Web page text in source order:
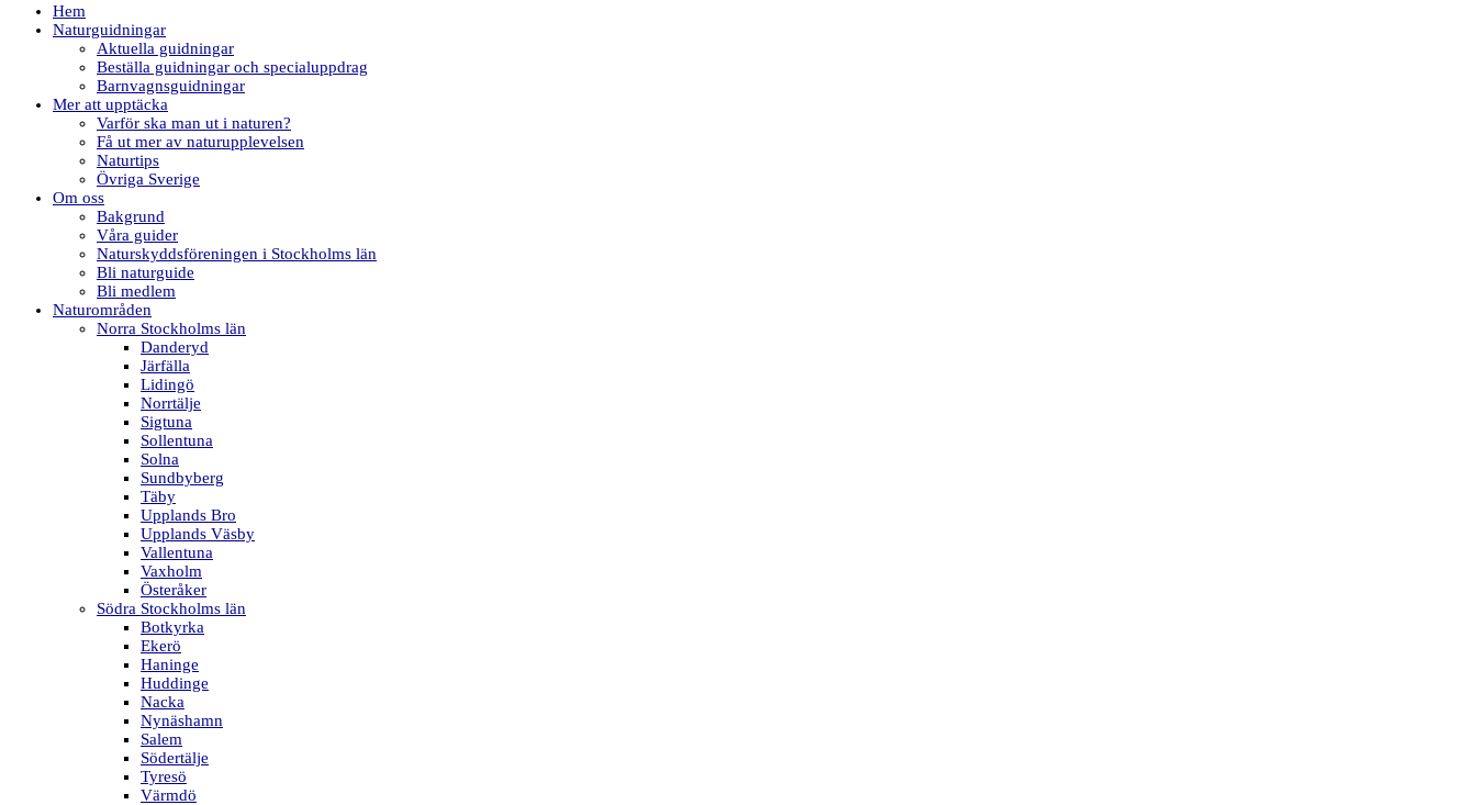
Hem
Naturguidningar
Aktuella guidningar
Beställa guidningar och specialuppdrag
Barnvagnsguidningar
Mer att upptäcka
Varför ska man ut i naturen?
Få ut mer av naturupplevelsen
Naturtips
Övriga Sverige
Om oss
Bakgrund
Våra guider
Naturskyddsföreningen i Stockholms län
Bli naturguide
Bli medlem
Naturområden
Norra Stockholms län
Danderyd
Järfälla
Lidingö
Norrtälje
Sigtuna
Sollentuna
Solna
Sundbyberg
Täby
Upplands Bro
Upplands Väsby
Vallentuna
Vaxholm
Österåker
Södra Stockholms län
Botkyrka
Ekerö
Haninge
Huddinge
Nacka
Nynäshamn
Salem
Södertälje
Tyresö
Värmdö